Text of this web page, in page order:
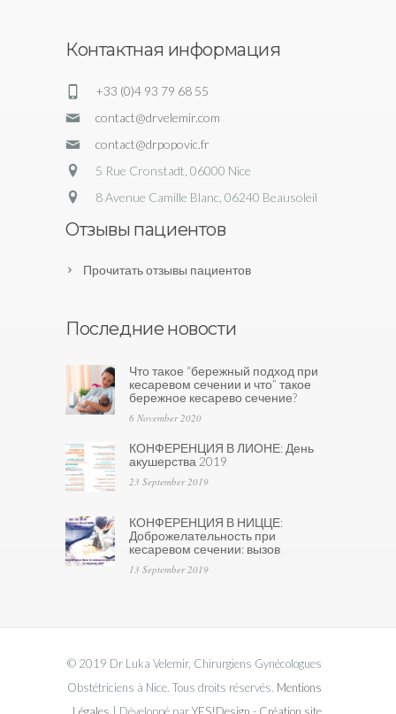
Контактная информация
+33 (0)4 93 79 68 55
contact@drvelemir.com
contact@drpopovic.fr
5 Rue Cronstadt, 06000 Nice
8 Avenue Camille Blanc, 06240 Beausoleil
Отзывы пациентов
Прочитать отзывы пациентов
Последние новости
Что такое “бережный подход при
кесаревом сечении и что” такое
бережное кесарево сечение?
6 November 2020
КОНФЕРЕНЦИЯ В ЛИОНЕ: День
акушерства 2019
23 September 2019
КОНФЕРЕНЦИЯ В НИЦЦЕ:
Доброжелательность при
кесаревом сечении: вызов
13 September 2019
© 2019 Dr Luka Velemir, Chirurgiens Gynécologues
Obstétriciens à Nice. Tous droits réservés. Mentions
Légales | Développé parYES!Design - Création site